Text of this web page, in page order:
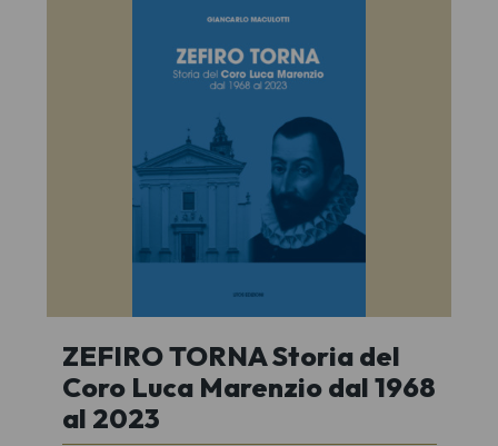
ZEFIRO TORNA Storia del
Coro Luca Marenzio dal 1968
al 2023